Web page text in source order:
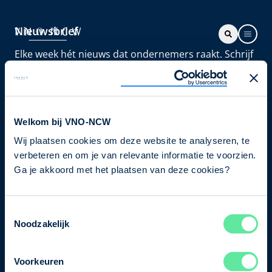
Welkom bij VNO-NCW
Wij plaatsen cookies om deze website te analyseren, te
verbeteren en om je van relevante informatie te voorzien.
Ga je akkoord met het plaatsen van deze cookies?
Noodzakelijk
Voorkeuren
Nieuwsbrief
Elke week hét nieuws dat ondernemers raakt. Schrijf
je nu in voor de VNO-NCW nieuwsbrief.
Schrijf je in
Direct naar
Ons verhaal
Bezuidenhoutseweg 12
T+31 70 349 03 49